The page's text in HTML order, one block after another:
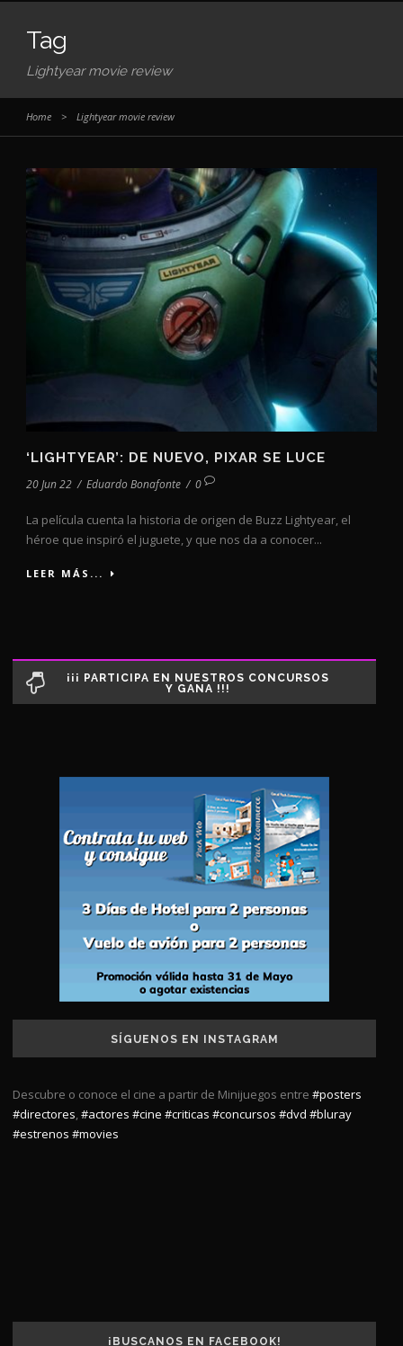
Tag
Lightyear movie review
Home > Lightyear movie review
‘LIGHTYEAR’: DE NUEVO, PIXAR SE LUCE
20 Jun 22 / Eduardo Bonafonte / 0
La película cuenta la historia de origen de Buzz Lightyear, el
héroe que inspiró el juguete, y que nos da a conocer...
LEER MÁS...
¡¡¡ PARTICIPA EN NUESTROS CONCURSOS
Y GANA !!!
SÍGUENOS EN INSTAGRAM
Descubre o conoce el cine a partir de Minijuegos entre #posters
#directores,#actores #cine #criticas #concursos #dvd #bluray
#estrenos #movies
¡BUSCANOS EN FACEBOOK!